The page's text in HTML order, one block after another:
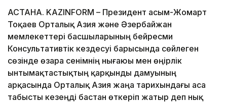
АСТАНА. KAZINFORM – Президент Қасым-Жомарт
Тоқаев Орталық Азия және Әзербайжан
мемлекеттері басшыларының бейресми
Консультативтік кездесуі барысында сөйлеген
сөзінде өзара сенімнің нығаюы мен өңірлік
ынтымақтастықтың қарқынды дамуының
арқасында Орталық Азия жаңа тарихындағы аса
табысты кезеңді бастан өткеріп жатыр деп нық